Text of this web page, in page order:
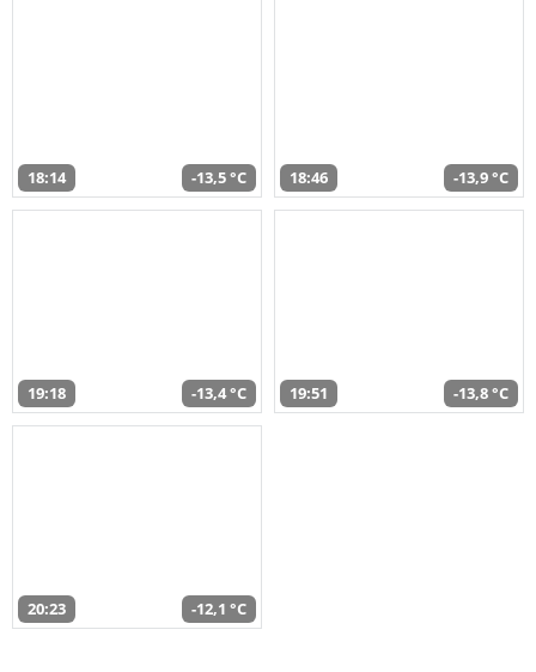
18:14 -13,5 °C 18:46 -13,9 °C
19:18 -13,4 °C 19:51 -13,8 °C
20:23 -12,1 °C